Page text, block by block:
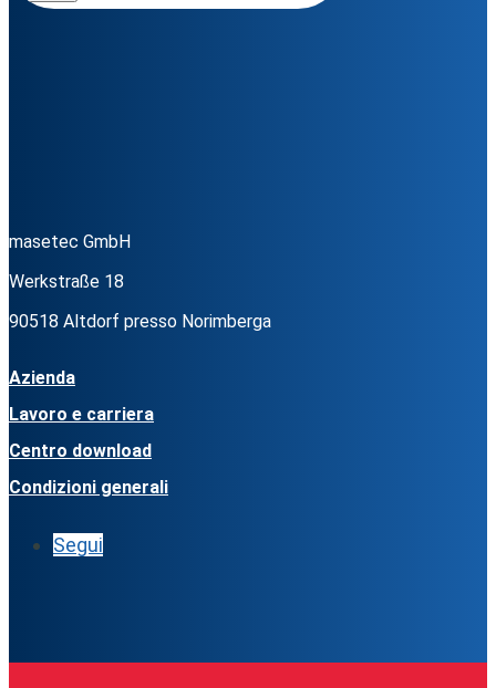
masetec GmbH
Werkstraße 18
90518 Altdorf presso Norimberga
Azienda
Lavoro e carriera
Centro download
Condizioni generali
Segui